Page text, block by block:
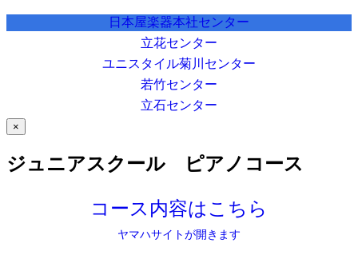
日本屋楽器本社センター
立花センター
ユニスタイル菊川センター
若竹センター
立石センター
×
ジュニアスクール ピアノコース
コース内容はこちら
ヤマハサイトが開きます